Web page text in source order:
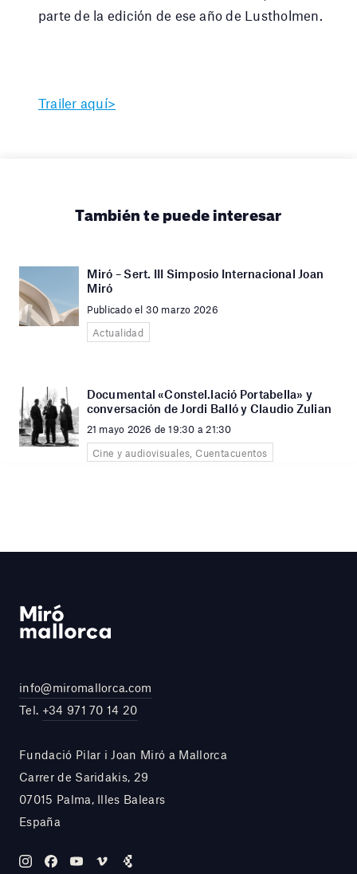
parte de la edición de ese año de Lustholmen.
Trailer aquí>
También te puede interesar
Miró – Sert. III Simposio Internacional Joan
Miró
Publicado el 30 marzo 2026
Actualidad
Documental «Constel.lació Portabella» y
conversación de Jordi Balló y Claudio Zulian
21 mayo 2026 de 19:30 a 21:30
Cine y audiovisuales, Cuentacuentos
info@miromallorca.com
Tel. +34 971 70 14 20
Fundació Pilar i Joan Miró a Mallorca
Carrer de Saridakis, 29
07015 Palma, Illes Balears
España